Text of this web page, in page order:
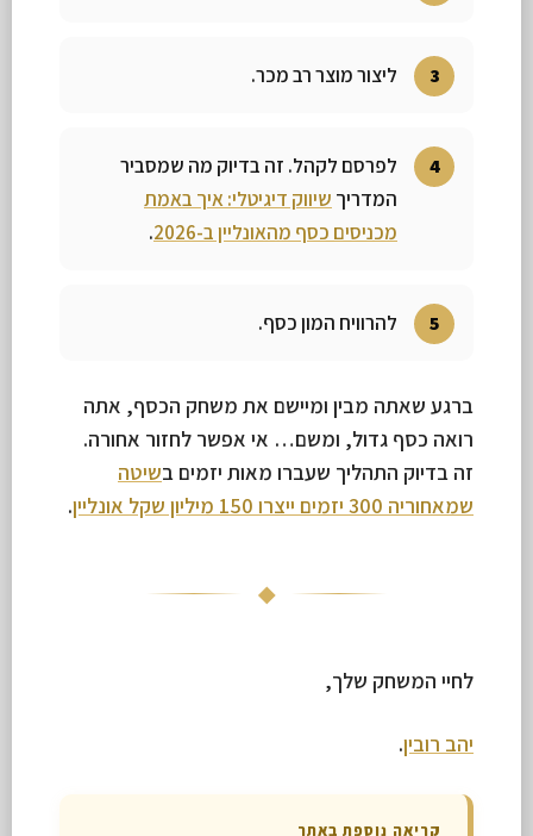
ליצור מוצר רב מכר.
לפרסם לקהל. זה בדיוק מה שמסביר
המדריך שיווק דיגיטלי: איך באמת
מכניסים כסף מהאונליין ב-2026
.
להרוויח המון כסף.
ברגע שאתה מבין ומיישם את משחק הכסף, אתה
רואה כסף גדול, ומשם… אי אפשר לחזור אחורה.
זה בדיוק התהליך שעברו מאות יזמים בשיטה
שמאחוריה 300 יזמים ייצרו 150 מיליון שקל אונליין
.
◆
לחיי המשחק שלך,
יהב רובין.
קריאה נוספת באתר